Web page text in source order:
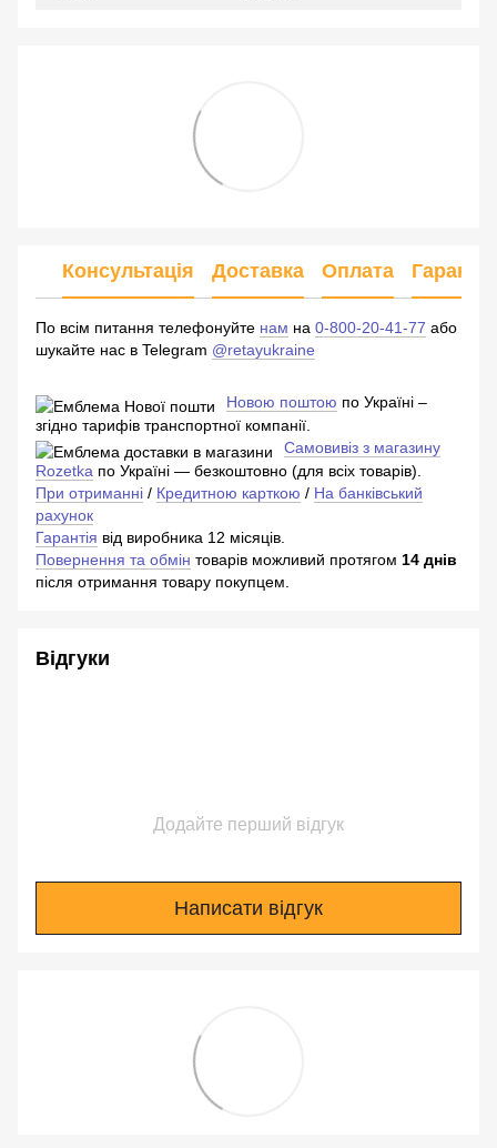
Консультація Доставка Оплата Гарантія
По всім питання телефонуйте нам на 0-800-20-41-77 або
шукайте нас в Telegram @retayukraine
Новою поштою по Україні –
згідно тарифів транспортної компанії.
Самовивіз з магазину
Rozetka по Україні — безкоштовно (для всіх товарів).
При отриманні / Кредитною карткою / На банківський
рахунок
Гарантія від виробника 12 місяців.
Повернення та обмін товарів можливий протягом 14 днів
після отримання товару покупцем.
Відгуки
Додайте перший відгук
Написати відгук